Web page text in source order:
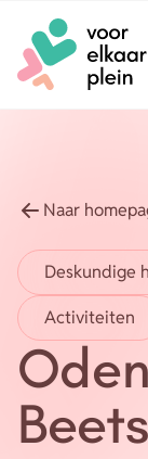
Naar
Naar voettekst
Gezond
Mentale
Geldzaken
Meedoen
Opvoeden
Wonen
Agenda
Nieuws
Organisaties
Naar
Deskundige
Activiteiten